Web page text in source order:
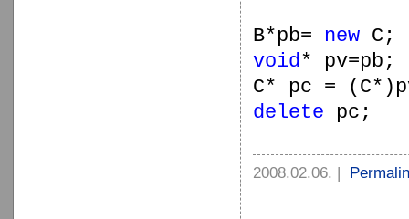
B*pb= new C;
void* pv=pb;
C* pc =
delete pc;
2008.02.06.